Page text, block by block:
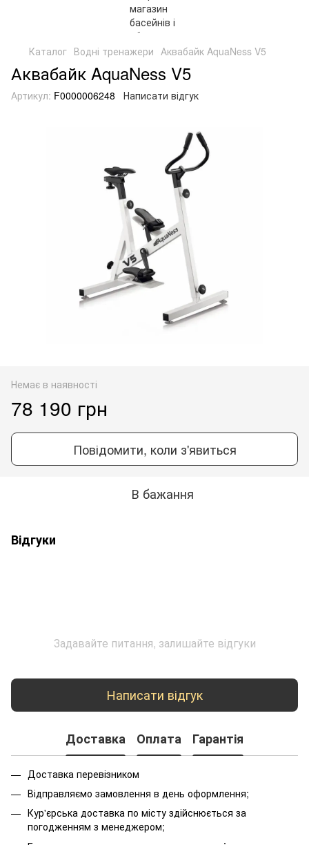
Каталог Водні тренажери Аквабайк AquaNess V5
Аквабайк AquaNess V5
Артикул: F0000006248 Написати відгук
Немає в наявності
78 190 грн
Повідомити, коли з'явиться
В бажання
Відгуки
Задавайте питання, залишайте відгуки
Написати відгук
Доставка Оплата Гарантія
Доставка перевізником
Відправляємо замовлення в день оформлення;
Кур'єрська доставка по місту здійснюється за
погодженням з менеджером;